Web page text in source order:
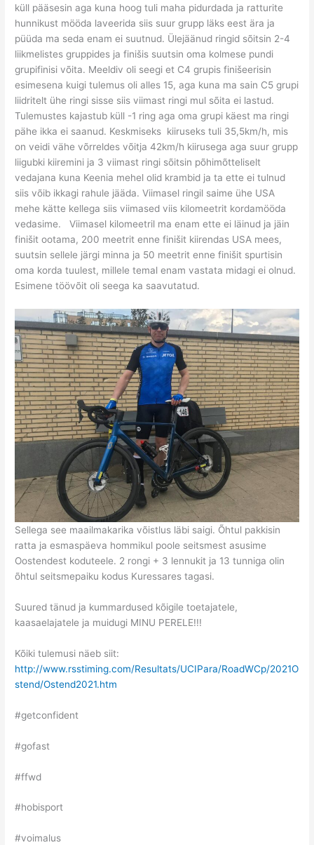
küll pääsesin aga kuna hoog tuli maha pidurdada ja ratturite
hunnikust mööda laveerida siis suur grupp läks eest ära ja
püüda ma seda enam ei suutnud. Ülejäänud ringid sõitsin 2-4
liikmelistes gruppides ja finišis suutsin oma kolmese pundi
grupifinisi võita. Meeldiv oli seegi et C4 grupis finišeerisin
esimesena kuigi tulemus oli alles 15, aga kuna ma sain C5 grupi
liidritelt ühe ringi sisse siis viimast ringi mul sõita ei lastud.
Tulemustes kajastub küll -1 ring aga oma grupi käest ma ringi
pähe ikka ei saanud. Keskmiseks kiiruseks tuli 35,5km/h, mis
on veidi vähe võrreldes võitja 42km/h kiirusega aga suur grupp
liigubki kiiremini ja 3 viimast ringi sõitsin põhimõtteliselt
vedajana kuna Keenia mehel olid krambid ja ta ette ei tulnud
siis võib ikkagi rahule jääda. Viimasel ringil saime ühe USA
mehe kätte kellega siis viimased viis kilomeetrit kordamööda
vedasime. Viimasel kilomeetril ma enam ette ei läinud ja jäin
finišit ootama, 200 meetrit enne finišit kiirendas USA mees,
suutsin sellele järgi minna ja 50 meetrit enne finišit spurtisin
oma korda tuulest, millele temal enam vastata midagi ei olnud.
Esimene töövõit oli seega ka saavutatud.
Sellega see maailmakarika võistlus läbi saigi. Õhtul pakkisin
ratta ja esmaspäeva hommikul poole seitsmest asusime
Oostendest koduteele. 2 rongi + 3 lennukit ja 13 tunniga olin
õhtul seitsmepaiku kodus Kuressares tagasi.
Suured tänud ja kummardused kõigile toetajatele,
kaasaelajatele ja muidugi MINU PERELE!!!
Kõiki tulemusi näeb siit:
http://www.rsstiming.com/Resultats/UCIPara/RoadWCp/2021O
stend/Ostend2021.htm
#getconfident
#gofast
#ffwd
#hobisport
#voimalus